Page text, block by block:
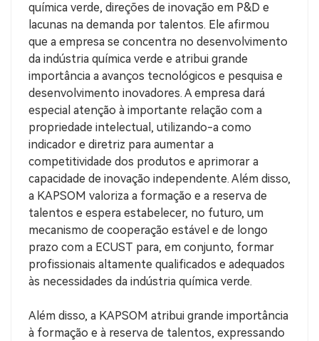
química verde, direções de inovação em P&D e
lacunas na demanda por talentos. Ele afirmou
que a empresa se concentra no desenvolvimento
da indústria química verde e atribui grande
importância a avanços tecnológicos e pesquisa e
desenvolvimento inovadores. A empresa dará
especial atenção à importante relação com a
propriedade intelectual, utilizando-a como
indicador e diretriz para aumentar a
competitividade dos produtos e aprimorar a
capacidade de inovação independente. Além disso,
a KAPSOM valoriza a formação e a reserva de
talentos e espera estabelecer, no futuro, um
mecanismo de cooperação estável e de longo
prazo com a ECUST para, em conjunto, formar
profissionais altamente qualificados e adequados
às necessidades da indústria química verde.
Além disso, a KAPSOM atribui grande importância
à formação e à reserva de talentos, expressando